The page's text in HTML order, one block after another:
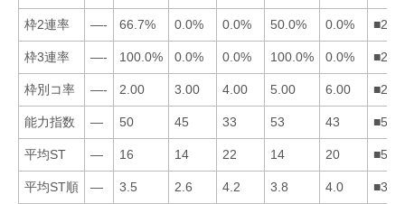
枠2連率 —- 66.7% 0.0% 0.0% 50.0% 0.0%
枠3連率 —- 100.0% 0.0% 0.0% 100.0% 0.0%
枠別コ率 —- 2.00 3.00 4.00 5.00 6.00
能力指数 — 50 45 33 53 43
平均ST — 16 14 22 14 20
平均ST順 — 3.5 2.6 4.2 3.8 4.0